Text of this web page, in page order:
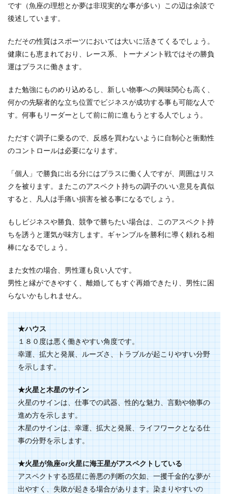
です（魚座の理想とか夢は非現実的な事が多い）この辺は余談で
後述しています。
ただその性質はスポーツにおいては大いに活きてくるでしょう。
健康にも恵まれており、レース系、トーナメント戦ではその勝負
運はプラスに働きます。
また勉強にものめり込めるし、新しい物事への興味関心も高く、
何かの先駆者的な立ち位置でビジネスが成功する事も可能な人で
す。何事もリーダーとして前に前に進もうとする人でしょう。
ただすぐ調子に乗るので、反感を買わないように自制心と衝動性
のコントロールは必要になります。
「個人」で勝負に出る分にはプラスに働く人ですが、周囲はリス
クを被ります。またこのアスペクト持ちの調子のいい意見を真似
すると、凡人は手痛い損害を被る事になるでしょう。
もしビジネスや勝負、競争で勝ちたい場合は、このアスペクト持
ちを誘うと運気が味方します。ギャンブルを勝利に導く頼れる相
棒になるでしょう。
また女性の場合、男性運も良い人です。
男性と縁ができやすく、離婚してもすぐ再婚できたり、男性に困
らないかもしれません。
★ハウス
１８０度は悪く働きやすい角度です。
幸運、拡大と発展、ルーズさ、トラブルが起こりやすい分野
を示します。
★火星と木星のサイン
火星のサインは、仕事での武器、性的な魅力、言動や物事の
進め方を示します。
木星のサインは、幸運、拡大と発展、ライフワークとなる仕
事の分野を示します。
★火星が魚座or火星に海王星がアスペクトしている
アスペクトする惑星に善悪の判断の欠如、一攫千金的な夢が
出やすく、失敗が起きる場合があります。染まりやすいの